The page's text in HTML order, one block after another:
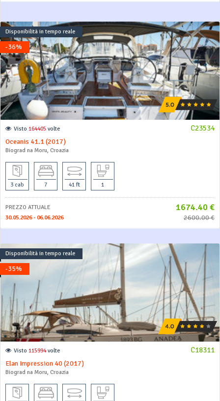
-36%
Disponibilità in tempo reale
C23534
Visto 164405 volte
Oceanis 41.1 (2017)
Biograd na Moru, Croazia
3 cab 7 41 ft 1
PREZZO ATTUALE 1674.40 €
30.05.2026 - 06.06.2026 2600.00 €
-35%
Disponibilità in tempo reale
C18311
Visto 115994volte
Elan Impression 40 (2017)
Biograd na Moru, Croazia